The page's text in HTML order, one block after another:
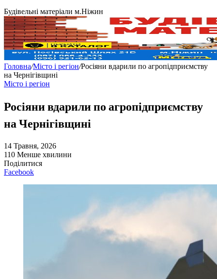
Будівельні матеріали м.Ніжин
Головна/Місто і регіон/Росіяни вдарили по агропідприємству
на Чернігівщині
Місто і регіон
Росіяни вдарили по агропідприємству
на Чернігівщині
14 Травня, 2026
110 Менше хвилини
Поділитися
Facebook